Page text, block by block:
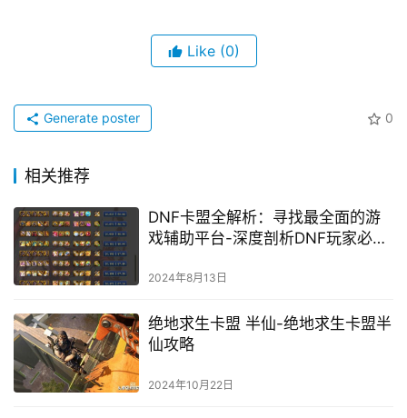
Like (0)
0
Generate poster
相关推荐
DNF卡盟全解析：寻找最全面的游
戏辅助平台-深度剖析DNF玩家必知
2024年8月13日
绝地求生卡盟 半仙-绝地求生卡盟半
仙攻略
2024年10月22日